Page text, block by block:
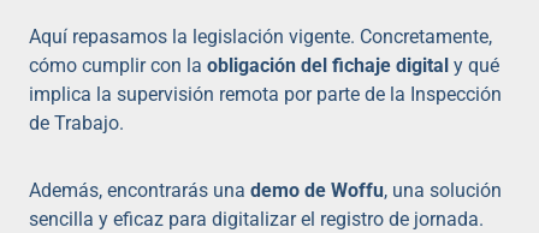
Aquí repasamos la legislación vigente. Concretamente,
cómo cumplir con la obligación del fichaje digital y qué
implica la supervisión remota por parte de la Inspección
de Trabajo.
Además, encontrarás una demo de Woffu, una solución
sencilla y eficaz para digitalizar el registro de jornada.